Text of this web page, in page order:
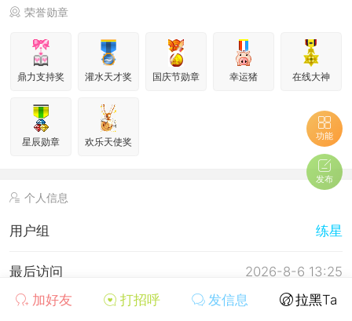
加好友 打招呼 发信息 拉黑Ta
荣誉勋章
鼎力支持奖 灌水天才奖 国庆节勋章 幸运猪 在线大神
星辰勋章 欢乐天使奖
个人信息
用户组 练星
2026-8-6 13:25
最后访问
2026-8-6 13:25
上次活动时间
功能
发布